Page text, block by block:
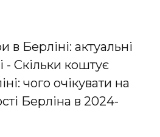
в Берліні: актуальні
- Скільки коштує
чого очікувати на
Берліна в 2024-